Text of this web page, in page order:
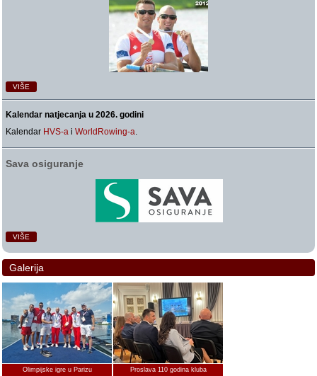
VIŠE
Kalendar natjecanja u 2026. godini
Kalendar HVS-a iWorldRowing-a.
Sava osiguranje
VIŠE
Galerija
Olimpijske igre u Parizu Proslava 110 godina kluba